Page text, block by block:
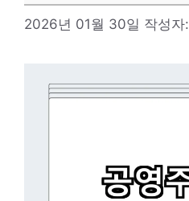
2026년 01월 30일 작성자: